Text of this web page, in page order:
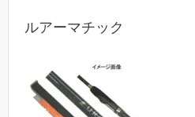
ルアーマチック